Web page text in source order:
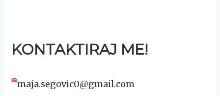
KONTAKTIRAJ ME!
maja.segovic0@gmail.com